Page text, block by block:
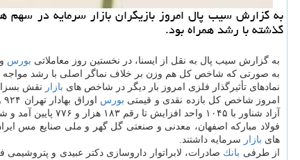
به گزارش سیب پال امروز بازیگران بازار سرمایه در
گذشته با رشد همراه بود.
به گزارش سیب پال به نقل از ایسنا، در نخستین روز معاملاتی بورس
به صورتی كه شاخص كل هم وزن بر خلاف نماگر اصلی با رشد مواجه
نمادهای تأثیرگذار فلزی امروز بار دیگر در شاخص های بازار نقش
امروز شاخص كل بازده نقدی و قیمتی بورس
آزاد شناور با ۱۰۴۵ واحد افزایش تا رقم ۱۸۳ هزار و ۷۷۶ پایین آمد و شاخص
فولاد مباركه اصفهان، معدنی و صنعتی گل گهر و ملی صنایع مس
های بازار سرمایه داشتند.
از طرفی بانك صادرات، لابراتوار داروسازی دكتر عبیدی و پتروشیمی فجر از